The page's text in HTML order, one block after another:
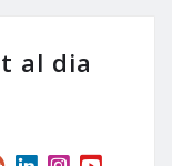
al dia